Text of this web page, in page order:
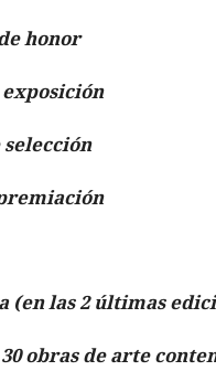
honor
exposición
selección
(en las 2 últimas
obras de arte